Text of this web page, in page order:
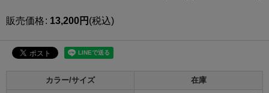
販売価格: 13,200円 (税込)
カラー/サイズ 在庫